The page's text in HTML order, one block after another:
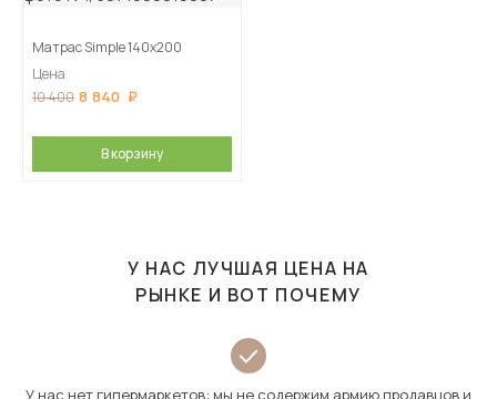
Матрас Simple 140х200
Цена
10 400 8 840
В корзину
У НАС ЛУЧШАЯ ЦЕНА НА
РЫНКЕ И ВОТ ПОЧЕМУ
У нас нет гипермаркетов: мы не содержим армию продавцов и